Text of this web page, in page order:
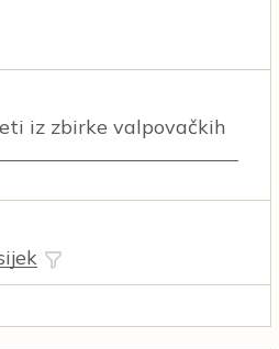
iz zbirke valpovačkih